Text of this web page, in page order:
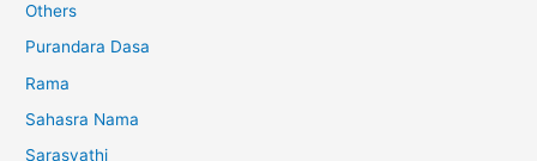
Others
Purandara Dasa
Rama
Sahasra Nama
Sarasvathi